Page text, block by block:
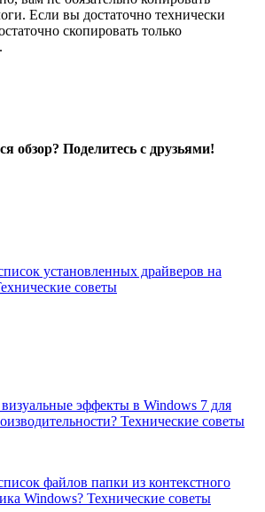
Если вы достаточно технически
скопировать только
обзор? Поделитесь с друзьями!
установленных драйверов на
советы
эффекты в Windows 7 для
Технические советы
файлов папки из контекстного
Windows? Технические советы